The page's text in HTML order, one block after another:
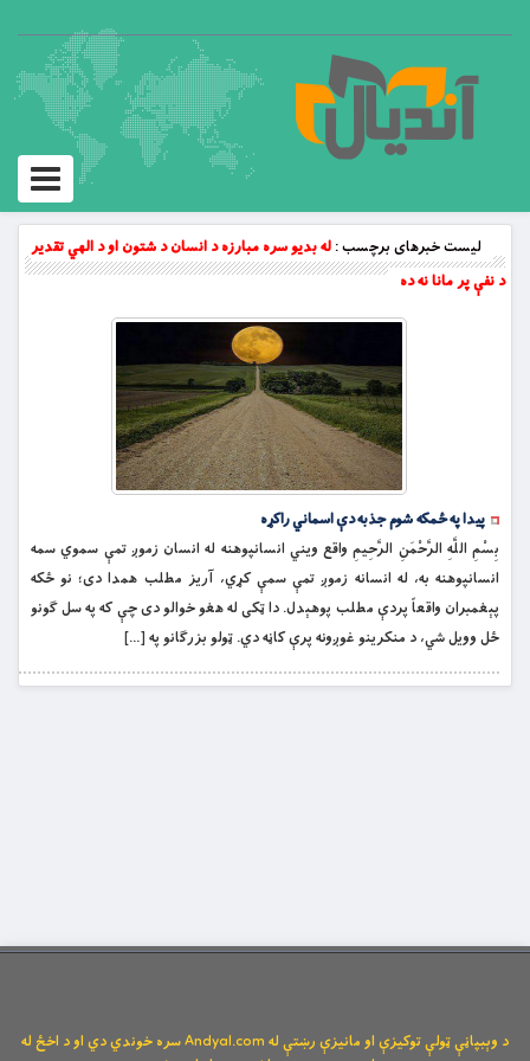
Toggle
لیست خبرهای برچسب :له بدیو سره مبارزه د انسان د شتون او د الهي تقدیر
د نفې پر مانا نه ده
پیدا په ځمکه شوم جذبه دې اسماني راکړه
بِسْمِ اللَّهِ الرَّحْمَنِ الرَّحِيمِ واقع ویني انسانپوهنه له انسان زموږ تمې سموي سمه
انسانپوهنه به، له انسانه زموږ تمې سمې کړي، آریز مطلب همدا دی؛ نو ځکه
پېغمبران واقعاً پردې مطلب پوهېدل. دا ټکی له هغو خوالو دی چې که په سل ګونو
ځل وویل شي، د منکرینو غوږونه پرې کاڼه دي. ټولو بزرګانو په […]
د وېبپاڼې ټولې توکیزې او مانیزې رښتې له Andyal.com سره خوندي دي او د اخځ له